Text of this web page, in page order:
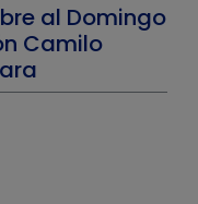
al Domingo
Camilo